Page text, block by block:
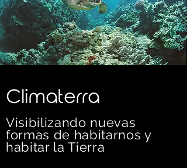
C limaterra
Visibilizando nuevas
formas de habitarnos y
habitar la Tierra